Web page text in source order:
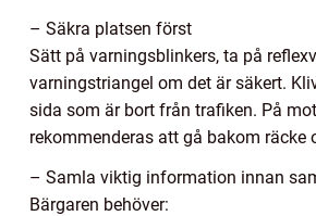
– Säkra platsen först
Sätt på varningsblinkers, ta på
varningstriangel om det är säkert.
sida som är bort från trafiken. På
rekommenderas att gå bakom räcke
– Samla viktig information innan
Bärgaren behöver: